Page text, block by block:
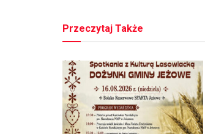
Przeczytaj Także